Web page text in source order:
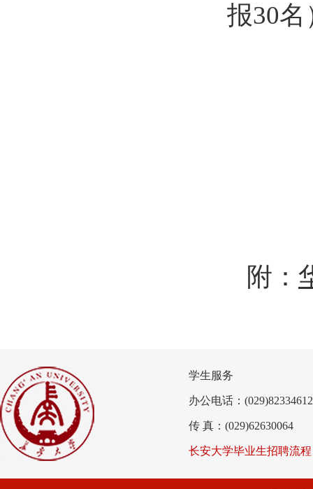
报30名
附：
学生服务
办公电话：(029)82334612
传 真：(029)62630064
长安大学毕业生招聘流